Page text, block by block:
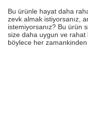
Bu ürünle hayat daha
zevk almak istiyorsanız,
istemiyorsanız? Bu ürün
size daha uygun ve rahat
böylece her